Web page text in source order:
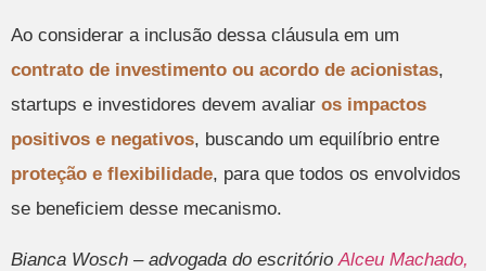
Ao considerar a inclusão dessa cláusula em um
contrato de investimento ou acordo de acionistas,
startups e investidores devem avaliar os impactos
positivos e negativos, buscando um equilíbrio entre
proteção e flexibilidade, para que todos os envolvidos
se beneficiem desse mecanismo.
Bianca Wosch – advogada do escritórioAlceu Machado,